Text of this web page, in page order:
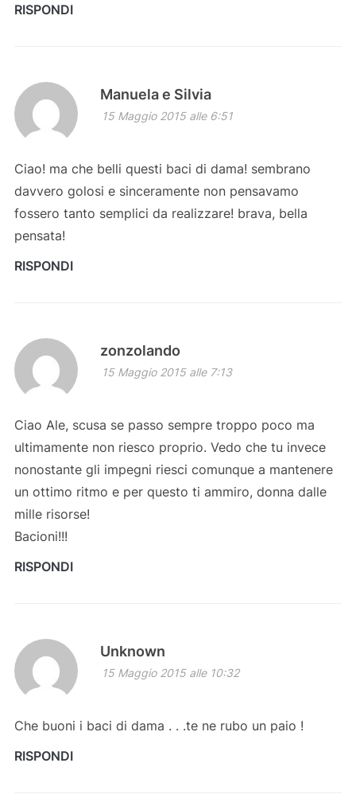
RISPONDI
Manuela e Silvia
15 Maggio 2015 alle 6:51
Ciao! ma che belli questi baci di dama! sembrano
davvero golosi e sinceramente non pensavamo
fossero tanto semplici da realizzare! brava, bella
pensata!
RISPONDI
zonzolando
15 Maggio 2015 alle 7:13
Ciao Ale, scusa se passo sempre troppo poco ma
ultimamente non riesco proprio. Vedo che tu invece
nonostante gli impegni riesci comunque a mantenere
un ottimo ritmo e per questo ti ammiro, donna dalle
mille risorse!
Bacioni!!!
RISPONDI
Unknown
15 Maggio 2015 alle 10:32
Che buoni i baci di dama . . .te ne rubo un paio !
RISPONDI